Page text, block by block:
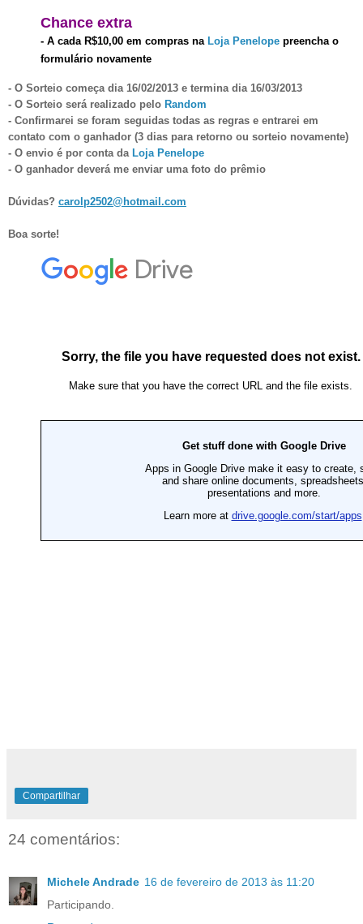
Chance extra
- A cada R$10,00 em compras na Loja Penelope preencha o
formulário novamente
- O Sorteio começa dia 16/02/2013 e termina dia 16/03/2013
- O Sorteio será realizado pelo Random
- Confirmarei se foram seguidas todas as regras e entrarei em
contato com o ganhador (3 dias para retorno ou sorteio novamente)
- O envio é por conta da Loja Penelope
- O ganhador deveráme enviar uma foto do prêmio
Dúvidas? carolp2502@hotmail.com
Boa sorte!
Compartilhar
24 comentários:
Michele Andrade 16 de fevereiro de 2013 às 11:20
Participando.